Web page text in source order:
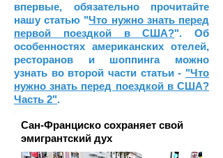
впервые, обязательно прочитайте
нашу статью "Что нужно знать перед
первой поездкой в США?". Об
особенностях американских отелей,
ресторанов и шоппинга можно
узнать во второй части статьи - "Что
нужно знать перед поездкой в США?
Часть 2".
Сан-Франциско сохраняет свой
эмигрантский дух